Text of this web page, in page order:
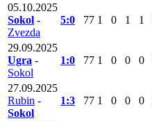
05.10.2025
Sokol -
Zvezda
5:0 77 1 0 1 1
29.09.2025
Ugra -
Sokol
1:0 77 1 0 0 0
27.09.2025
Rubin -
Sokol
1:3 77 1 0 0 0